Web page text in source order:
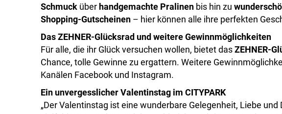
Schmuck über handgemachte Pralinen bis hin zu
Shopping-Gutscheinen – hier können alle ihre perfekten
Das ZEHNER-Glücksrad und weitere Gewinnmöglichkeiten
Für alle, die ihr Glück versuchen wollen, bietet dasZEHNER-
Chance, tolle Gewinne zu ergattern. Weitere
Kanälen Facebook und Instagram.
Ein unvergesslicher Valentinstag im CITYPARK
„Der Valentinstag ist eine wunderbare Gelegenheit, Liebe